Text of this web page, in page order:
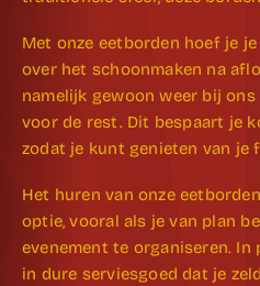
Met onze eetborden hoef je
over het schoonmaken na
namelijk gewoon weer bij
voor de rest. Dit bespaart je
zodat je kunt genieten van je
Het huren van onze
optie, vooral als je van plan
evenement te organiseren.
in dure serviesgoed dat je